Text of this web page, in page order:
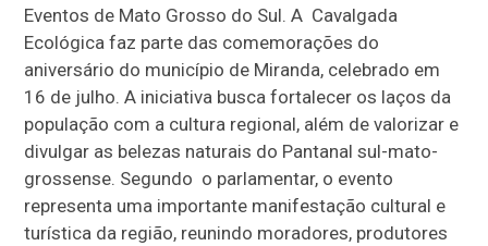
Eventos de Mato Grosso do Sul. A Cavalgada
Ecológica faz parte das comemorações do
aniversário do município de Miranda, celebrado em
16 de julho. A iniciativa busca fortalecer os laços da
população com a cultura regional, além de valorizar e
divulgar as belezas naturais do Pantanal sul-mato-
grossense. Segundo o parlamentar, o evento
representa uma importante manifestação cultural e
turística da região, reunindo moradores, produtores